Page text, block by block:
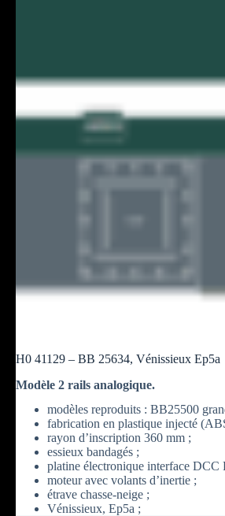
H0 41129 – BB 25634, Vénissieux Ep5a
Modèle 2 rails analogique.
modèles reproduits : BB25500
fabrication en plastique injecté
rayon d’inscription 360 mm ;
essieux bandagés ;
platine électronique interface DCC
moteur avec volants d’inertie ;
étrave chasse-neige ;
Vénissieux, Ep5a ;